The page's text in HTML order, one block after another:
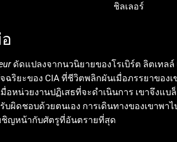
ชิลเลอร์
ดัดแปลงจากนวนิยายของโรเบิร์ต ลิตเทลล์
ฉริยะของ CIA ที่ชีวิตพลิกผันเมื่อภรรยาของ
อหน่วยงานปฏิเสธที่จะดำเนินการ เขาจึงแบ
บผิดชอบด้วยตนเอง การเดินทางของเขาพา
ชิญหน้ากับศัตรูที่อันตรายที่สุด